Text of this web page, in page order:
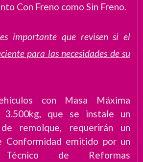
Con Freno como Sin Freno.
importante que revisen si el
para las necesidades de su
con Masa Máxima
3.500kg, que se instale un
de remolque, requerirán un
Conformidad emitido por un
Técnico de Reformas